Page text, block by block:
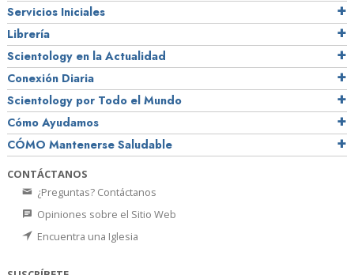
Servicios Iniciales
Librería
Scientology en la Actualidad
Conexión Diaria
Scientology por Todo el Mundo
Cómo Ayudamos
CÓMO Mantenerse Saludable
CONTÁCTANOS
¿Preguntas? Contáctanos
Opiniones sobre el Sitio Web
Encuentra una Iglesia